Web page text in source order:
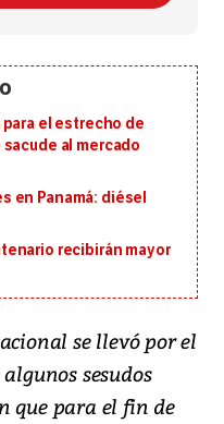
para el estrecho de
al mercado
en Panamá: diésel
recibirán mayor
se llevó por el
sesudos
que para el fin de